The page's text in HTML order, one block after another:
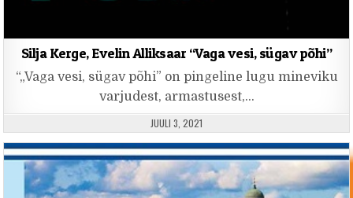
Silja Kerge, Evelin Alliksaar “Vaga vesi, sügav põhi”
“„Vaga vesi, sügav põhi” on pingeline lugu mineviku
varjudest, armastusest,…
PUBLISHED DATE:
JUULI 3, 2021